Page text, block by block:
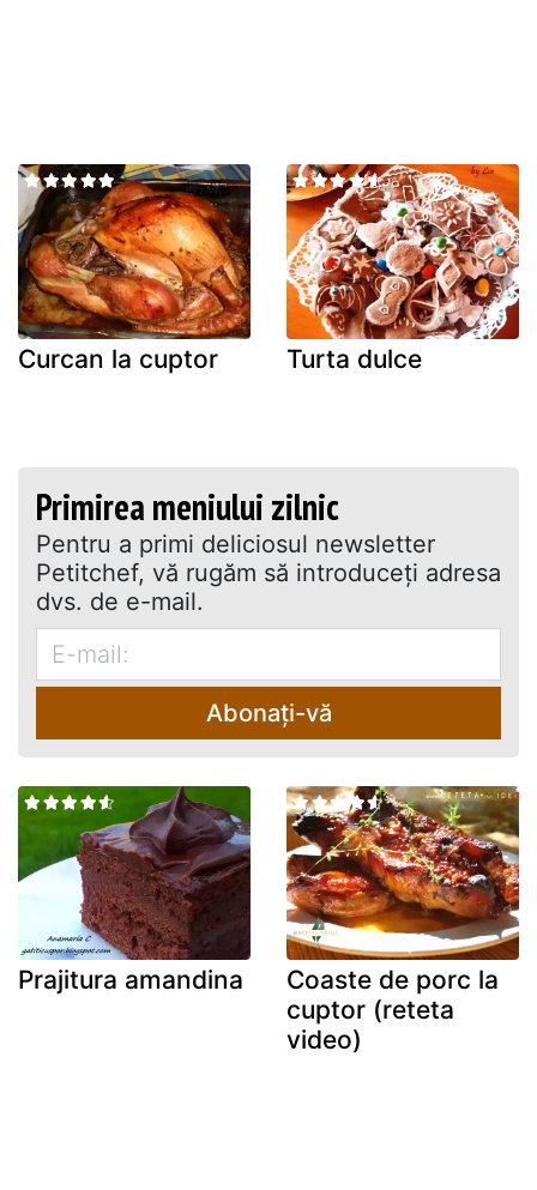
Curcan la cuptor Turta dulce
Primirea meniului zilnic
Pentru a primi deliciosul newsletter
Petitchef, vă rugăm să introduceţi adresa
dvs. de e-mail.
Abonați-vă
Prajitura amandina
Coaste de porc la
cuptor (reteta
video)